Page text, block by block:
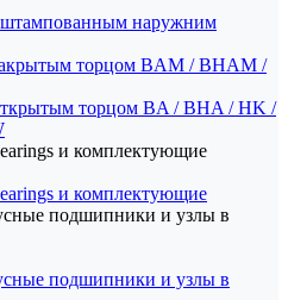
наружним
торцом BAM / BHAM /
торцом BA / BHA / HK /
и комплектующие
и комплектующие
подшипники и узлы в
подшипники и узлы в